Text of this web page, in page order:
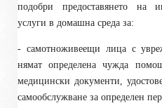
подобри предоставянето на
услуги в домашна среда за:
- самотноживеещи лица с
нямат определена чужда
медицински документи,
самообслужване за определен